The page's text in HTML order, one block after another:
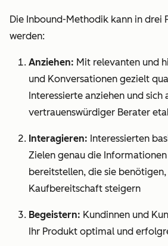
Die Inbound-Methodik kann in drei
werden:
Anziehen: Mit relevanten und
und Konversationen gezielt
Interessierte anziehen und sich
vertrauenswürdiger Berater
Interagieren: Interessierten
Zielen genau die
bereitstellen, die sie
Kaufbereitschaft steigern
Begeistern: Kundinnen und
Ihr Produkt optimal und